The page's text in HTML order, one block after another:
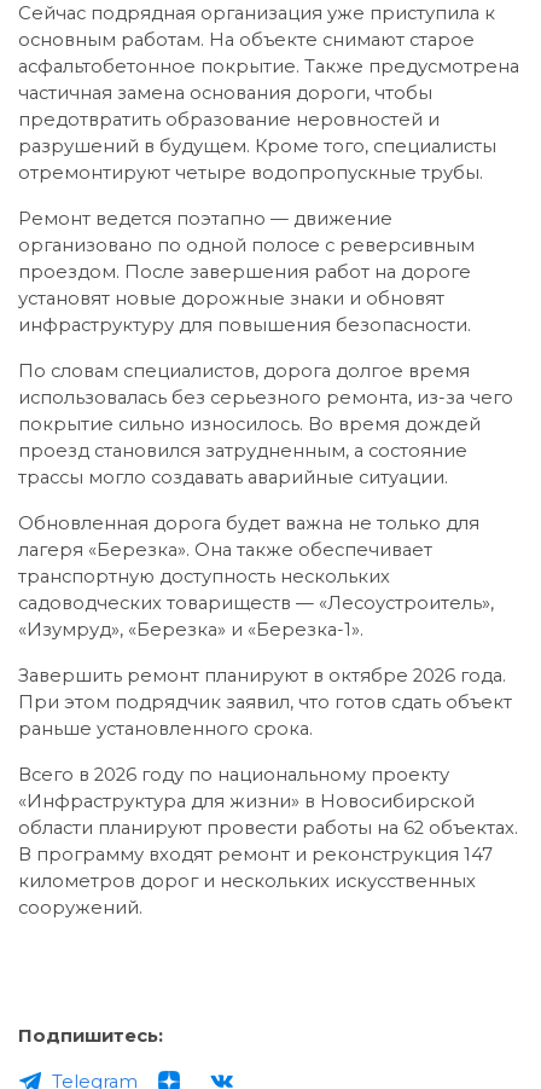
Сейчас подрядная организация уже приступила к
основным работам. На объекте снимают старое
асфальтобетонное покрытие. Также предусмотрена
частичная замена основания дороги, чтобы
предотвратить образование неровностей и
разрушений в будущем. Кроме того, специалисты
отремонтируют четыре водопропускные трубы.
Ремонт ведется поэтапно — движение
организовано по одной полосе с реверсивным
проездом. После завершения работ на дороге
установят новые дорожные знаки и обновят
инфраструктуру для повышения безопасности.
По словам специалистов, дорога долгое время
использовалась без серьезного ремонта, из-за чего
покрытие сильно износилось. Во время дождей
проезд становился затрудненным, а состояние
трассы могло создавать аварийные ситуации.
Обновленная дорога будет важна не только для
лагеря «Березка». Она также обеспечивает
транспортную доступность нескольких
садоводческих товариществ — «Лесоустроитель»,
«Изумруд», «Березка» и «Березка-1».
Завершить ремонт планируют в октябре 2026 года.
При этом подрядчик заявил, что готов сдать объект
раньше установленного срока.
Всего в 2026 году по национальному проекту
«Инфраструктура для жизни» в Новосибирской
области планируют провести работы на 62 объектах.
В программу входят ремонт и реконструкция 147
километров дорог и нескольких искусственных
сооружений.
Подпишитесь:
Telegram